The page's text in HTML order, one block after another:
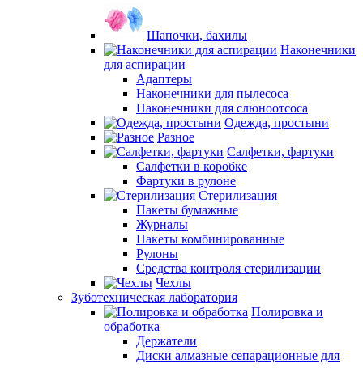
Шапочки, бахилы
Наконечники
для аспирации
Адаптеры
Наконечники для пылесоса
Наконечники для слюноотсоса
Одежда, простыни
Разное
Салфетки, фартуки
Салфетки в коробке
Фартуки в рулоне
Стерилизация
Пакеты бумажные
Журналы
Пакеты комбинированные
Рулоны
Средства контроля стерилизации
Чехлы
Зуботехническая лаборатория
Полировка и
обработка
Держатели
Диски алмазные сепарационные для